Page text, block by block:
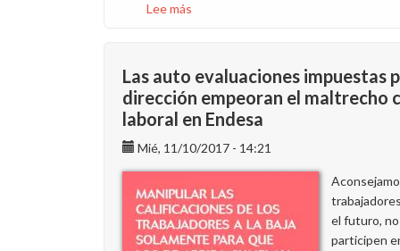
Lee más
no
permite
reflejar
el
de
la
plantilla
Las auto evaluaciones impuestas
dirección empeoran el maltrecho
laboral en Endesa
Mié, 11/10/2017 - 14:21
el futuro, no
participen